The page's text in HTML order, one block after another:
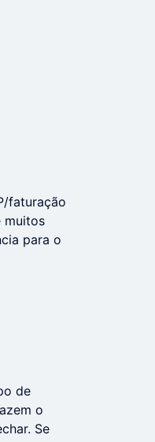
faturação
muitos
para o
de
o
Se